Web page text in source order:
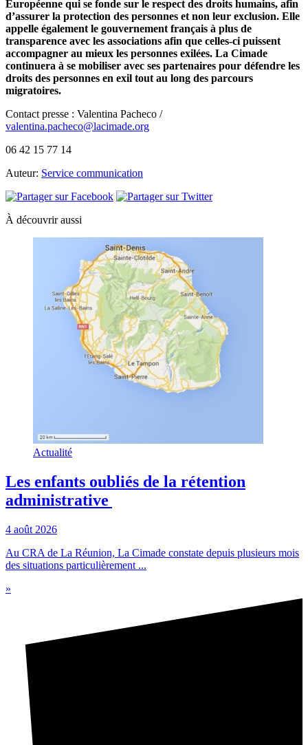
Européenne qui se fonde sur le respect des droits humains, afin
d’assurer la protection des personnes et non leur exclusion. Elle
appelle également le gouvernement français à plus de
transparence avec les associations afin que celles-ci puissent
accompagner au mieux les personnes exilées. La Cimade
continuera à se mobiliser avec ses partenaires pour défendre les
droits des personnes en exil tout au long des parcours
migratoires.
Contact presse : Valentina Pacheco /
valentina.pacheco@lacimade.org
06 42 15 77 14
Auteur: Service communication
À découvrir aussi
Actualité
Les enfants oubliés de la rétention
administrative
4 août 2026
Au CRA de La Réunion, La Cimade constate depuis plusieurs mois
des situations particulièrement ...
»